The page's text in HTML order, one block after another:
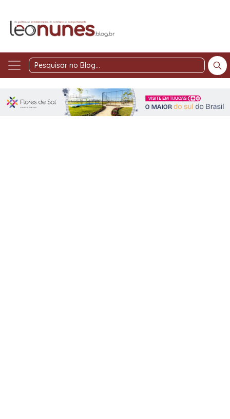
Pesquisar
Blog